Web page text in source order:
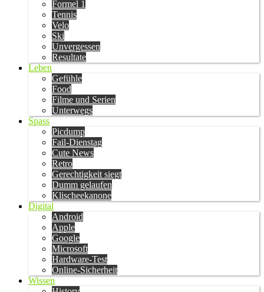
Formel 1
Tennis
Velo
Ski
Unvergessen
Resultate
Leben
Gefühle
Food
Filme und Serien
Unterwegs
Spass
Picdump
Fail-Dienstag
Cute News
Retro
Gerechtigkeit siegt
Dumm gelaufen
Klischeekanone
Digital
Android
Apple
Google
Microsoft
Hardware-Test
Online-Sicherheit
Wissen